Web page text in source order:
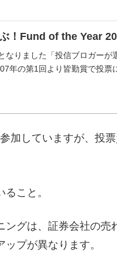
！Fund of the Year
なりました「投信ブロガーが
年の第1回より皆勤賞で投票
加していますが、投票
こと。
グは、証券会社の売
プが異なります。